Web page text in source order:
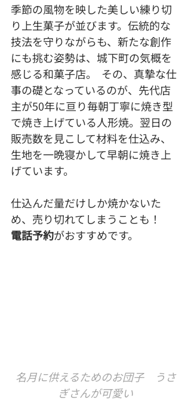
季節の風物を映した美しい練り切
り上生菓子が並びます。伝統的な
技法を守りながらも、新たな創作
にも挑む姿勢は、城下町の気概を
感じる和菓子店。  その、真摯な仕
事の礎となっているのが、先代店
主が50年に亘り毎朝丁寧に焼き型
で焼き上げている人形焼。翌日の
販売数を見こして材料を仕込み、
生地を一晩寝かして早朝に焼き上
げています。
仕込んだ量だけしか焼かないた
め、売り切れてしまうことも！
電話予約がおすすめです。
名月に供えるためのお団子　うさ
ぎさんが可愛い